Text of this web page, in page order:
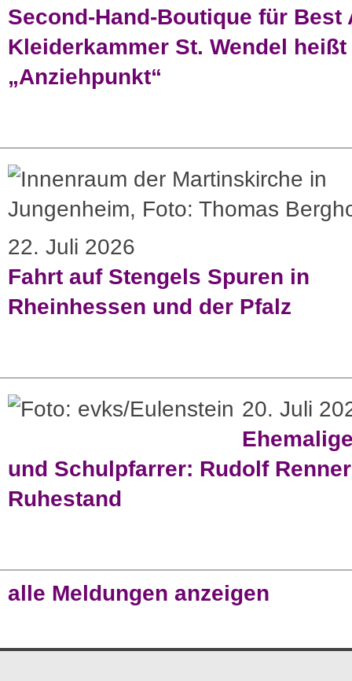
Second-Hand-Boutique für Best
Kleiderkammer St. Wendel
„Anziehpunkt“
22. Juli 2026
Fahrt auf Stengels Spuren in
Rheinhessen und der Pfalz
20. Juli
und Schulpfarrer: Rudolf
Ruhestand
alle Meldungen anzeigen